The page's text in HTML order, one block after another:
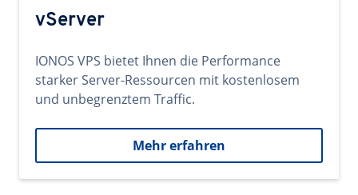
vServer
IONOS VPS bietet Ihnen die Performance
starker Server-Ressourcen mit kostenlosem
und unbegrenztem Traffic.
Mehr erfahren